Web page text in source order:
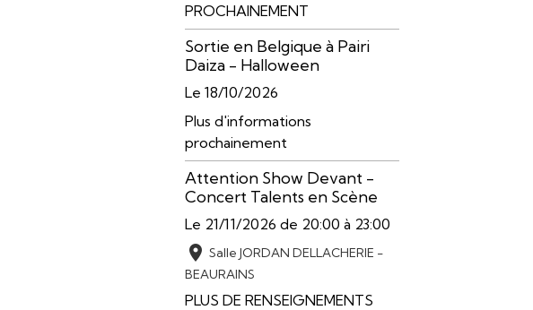
PROCHAINEMENT
Sortie en Belgique à Pairi
Daiza - Halloween
Le 18/10/2026
Plus d'informations
prochainement
Attention Show Devant -
Concert Talents en Scène
Le 21/11/2026 de 20:00 à 23:00
Salle JORDAN DELLACHERIE -
BEAURAINS
PLUS DE RENSEIGNEMENTS